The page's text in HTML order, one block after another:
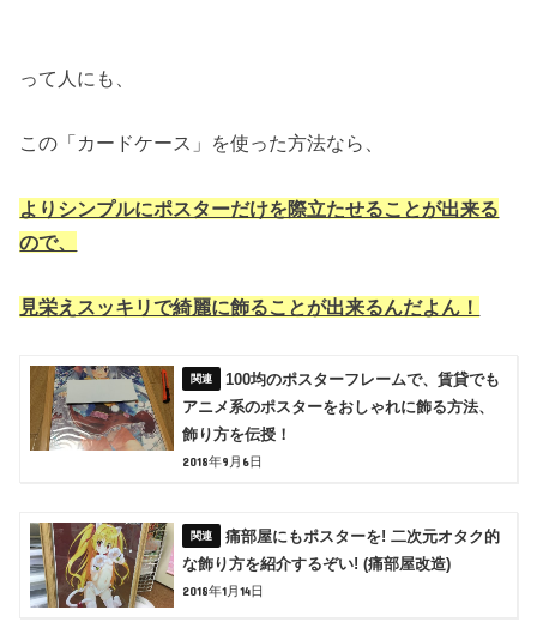
って人にも、
この「カードケース」を使った方法なら、
よりシンプルにポスターだけを際立たせることが出来る
ので、
見栄えスッキリで綺麗に飾ることが出来るんだよん！
100均のポスターフレームで、賃貸でも
アニメ系のポスターをおしゃれに飾る方法、
飾り方を伝授！
2018年9月6日
痛部屋にもポスターを! 二次元オタク的
な飾り方を紹介するぞい! (痛部屋改造)
2018年1月14日